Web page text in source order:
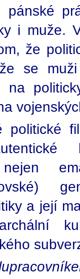
pánské
i muže.
že
se
politické
a její